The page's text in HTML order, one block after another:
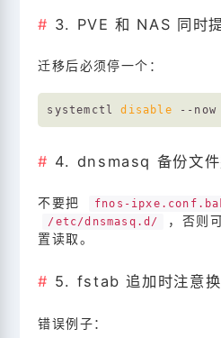
3. PVE 和 NAS 同时
迁移后必须停一个：
systemctl disable
4. dnsmasq 备份文件
不要把 fnos-
/etc/dnsmasq.d/
，否则
置读取。
5. fstab 追加时注意
错误例子：